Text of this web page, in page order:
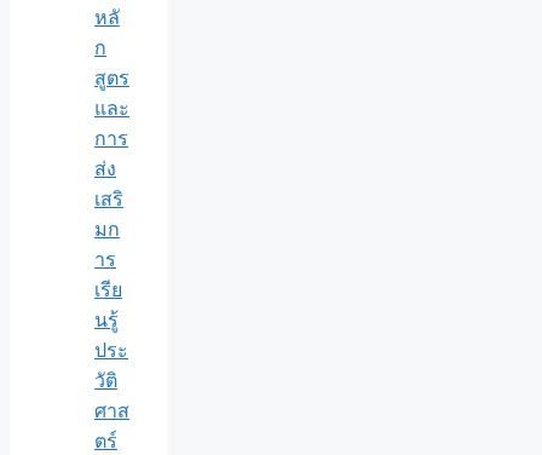
หลั
ก
สูตร
และ
การ
ส่ง
เสริ
มก
าร
เรีย
นรู้
ประ
วัติ
ศาส
ตร์